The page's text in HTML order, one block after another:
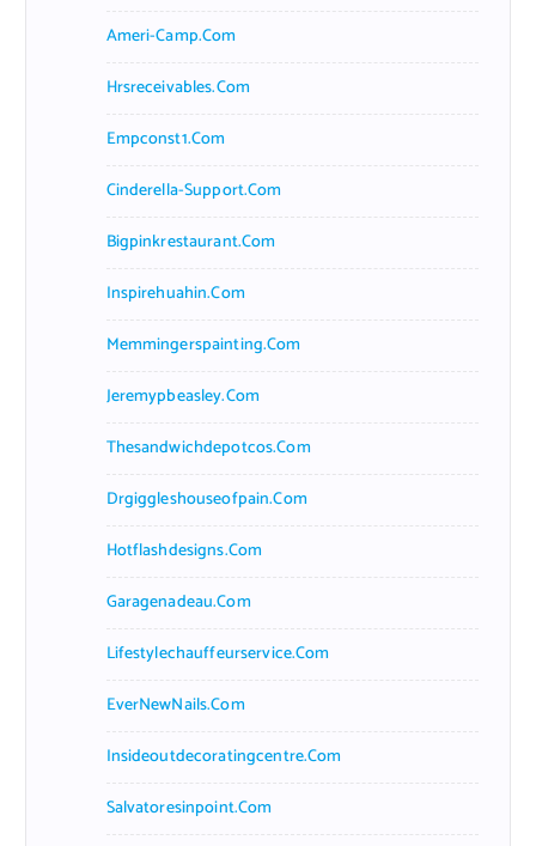
Ameri-Camp.com
Hrsreceivables.com
Empconst1.com
Cinderella-Support.com
Bigpinkrestaurant.com
Inspirehuahin.com
Memmingerspainting.com
Jeremypbeasley.com
Thesandwichdepotcos.com
Drgiggleshouseofpain.com
Hotflashdesigns.com
Garagenadeau.com
Lifestylechauffeurservice.com
EverNewNails.com
Insideoutdecoratingcentre.com
Salvatoresinpoint.com